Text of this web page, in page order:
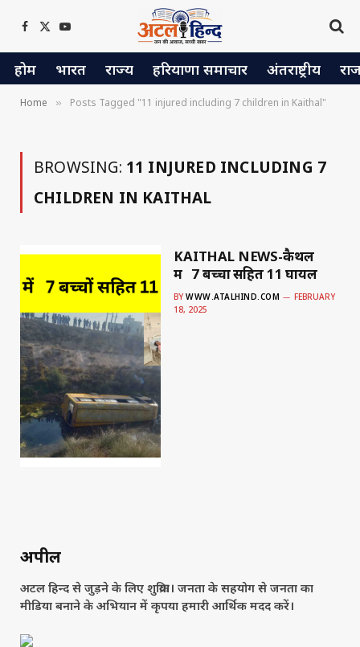
Facebook
X
(Twitter)
YouTube
होम भारत राज्य हरियाणा समाचार अंतराष्ट्रीय
Home » Posts Tagged "11 injured including 7 children in Kaithal"
BROWSING: 11 INJURED INCLUDING 7
CHILDREN IN KAITHAL
KAITHAL NEWS-कैथल
में 7 बच्चों सहित 11 घायल
BY WWW.ATALHIND.COM
FEBRUARY
18, 2025
अपील
अटल हिन्द से जुड़ने के लिए शुक्रिया। जनता के सहयोग से जनता का
मीडिया बनाने के अभियान में कृपया हमारी आर्थिक मदद करें।